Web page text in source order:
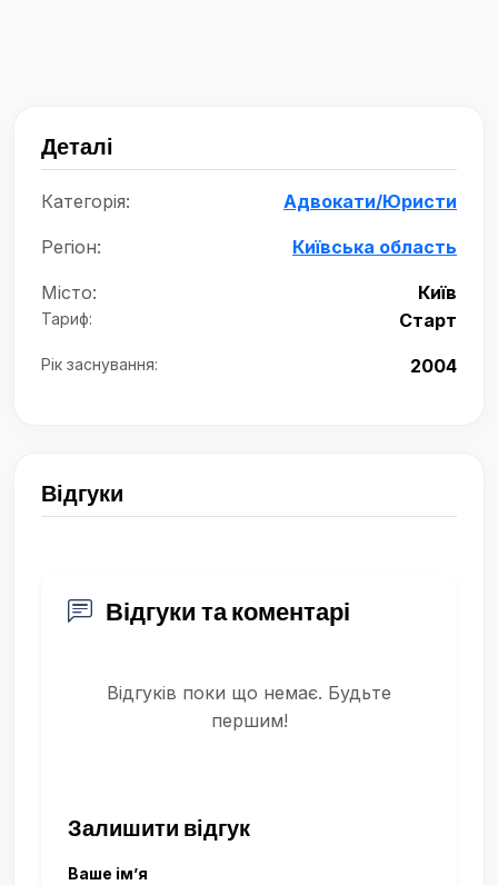
Деталі
Категорія: Адвокати/Юристи
Регіон: Київська область
Місто: Київ
Тариф: Старт
Рік заснування: 2004
Відгуки
Відгуки та коментарі
Відгуків поки що немає. Будьте
першим!
Залишити відгук
Ваше ім’я